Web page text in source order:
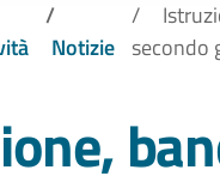
Notizie secondo